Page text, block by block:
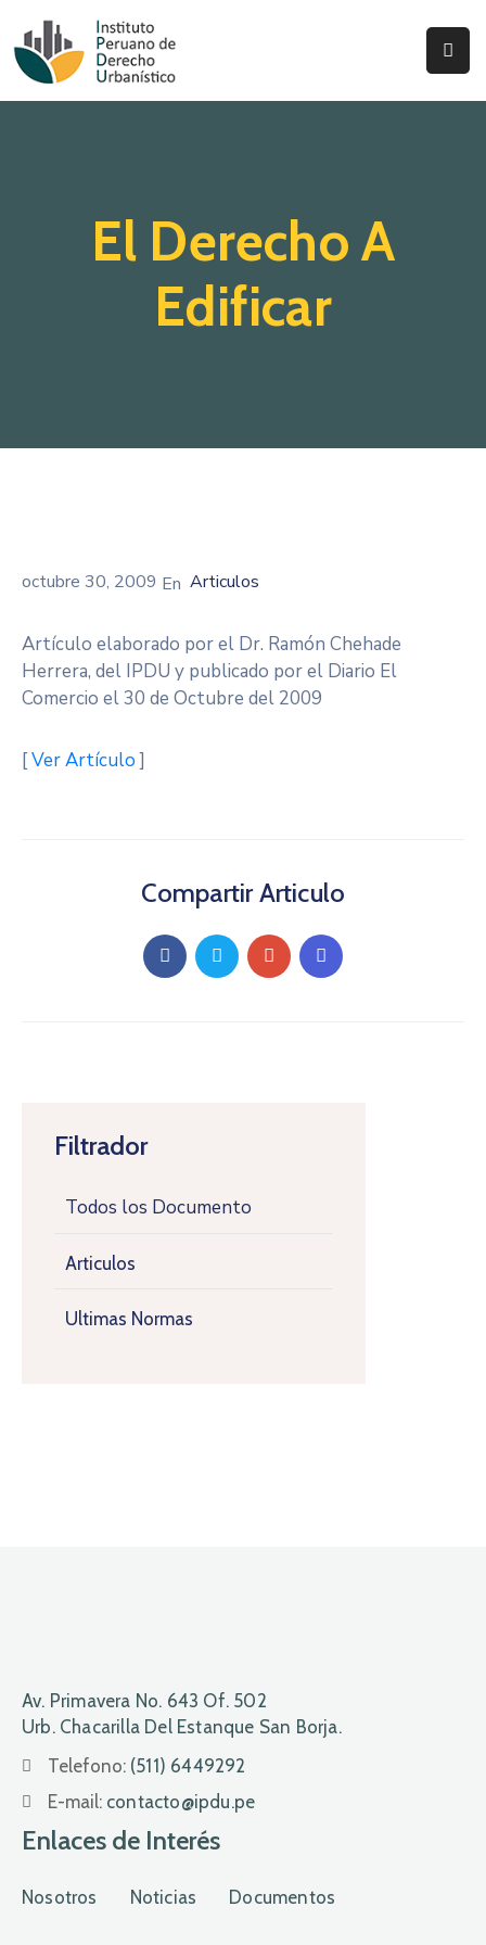
Inicio
ActualidadEl Derecho A
Edificar
Filtrador
Todos los Documento
Articulos
Ultimas Normas
octubre 30, 2009 Articulos
Artículo elaborado por el Dr. Ramón Chehade
Herrera, del IPDU y publicado por el Diario El
Comercio el 30 de Octubre del 2009
[Ver Artículo]
Compartir Articulo
Av. Primavera No. 643 Of. 502
Urb. Chacarilla Del Estanque San Borja.
Telefono: (511) 6449292
E-mail: contacto@ipdu.pe
Enlaces de Interés
Nosotros Noticias Documentos